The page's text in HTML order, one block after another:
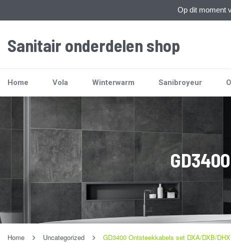
Op dit moment
Sanitair onderdelen shop
Home Vola Winterwarm Sanibroyeur
Home Uncategorized GD3400 Ontsteekkabels set DXA/DXB/DHX